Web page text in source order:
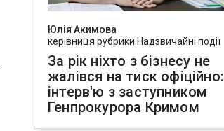
Юлія Акимова
керівниця рубрики Надзвичайні події
За рік ніхто з бізнесу не
жалівся на тиск офіційно:
інтерв'ю з заступником
Генпрокурора Кримом